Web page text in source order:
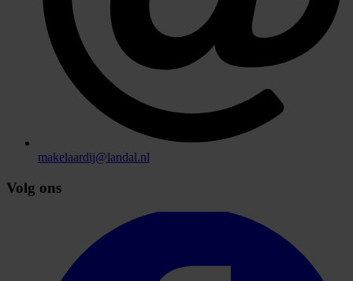
makelaardij@landal.nl
Volg ons